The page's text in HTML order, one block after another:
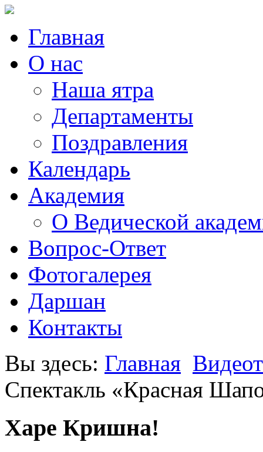
Главная
О нас
Наша ятра
Департаменты
Поздравления
Календарь
Академия
О Ведической
Вопрос-Ответ
Фотогалерея
Даршан
Контакты
Вы здесь: Главная
Спектакль «Красная
Харе Кришна!